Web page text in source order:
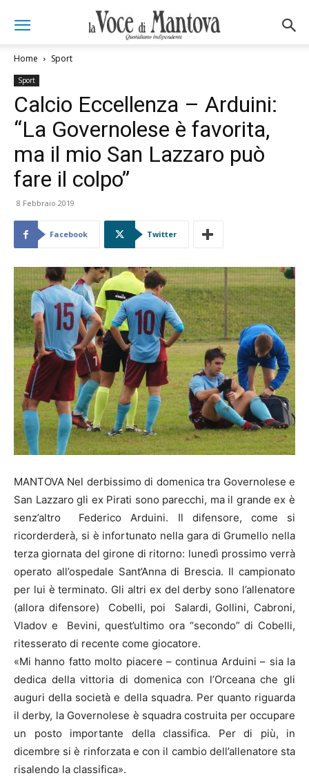
Home Sport
Sport
Calcio Eccellenza – Arduini:
“La Governolese è favorita,
ma il mio San Lazzaro può
fare il colpo”
8 Febbraio 2019
Facebook Twitter
MANTOVA Nel derbissimo di domenica tra Governolese e
San Lazzaro gli ex Pirati sono parecchi, ma il grande ex è
senz’altro Federico Arduini. Il difensore, come si
ricorderderà, si è infortunato nella gara di Grumello nella
terza giornata del girone di ritorno: lunedì prossimo verrà
operato all’ospedale Sant’Anna di Brescia. Il campionato
per lui è terminato. Gli altri ex del derby sono l’allenatore
(allora difensore) Cobelli, poi Salardi, Gollini, Cabroni,
Vladov e Bevini, quest’ultimo ora “secondo” di Cobelli,
ritesserato di recente come giocatore.
«Mi hanno fatto molto piacere – continua Arduini – sia la
dedica della vittoria di domenica con l’Orceana che gli
auguri della società e della squadra. Per quanto riguarda
il derby, la Governolese è squadra costruita per occupare
un posto importante della classifica. Per di più, in
dicembre si è rinforzata e con il cambio dell’allenatore sta
risalendo la classifica».